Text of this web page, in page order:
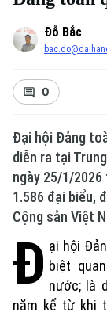
Đỗ Bắc
0
Đại hội Đảng
diễn ra tại
ngày 25/1/
1.586 đại biểu,
Cộng sản Việt
Đ ại hội
biệt
nước; là
năm kể từ khi